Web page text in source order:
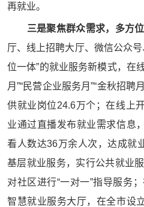
再就业。
三是聚焦群众需求，多方
厅、线上招聘大厅、微信公众
位一体”的就业服务新模式，在
月”“民营企业服务月”“金秋招聘
供就业岗位24.6万个；在线上
业通过直播发布就业需求信息
看人数达36万余人次，达成就
基层就业服务，实行公共就业
对社区进行“一对一”指导服务
智慧就业服务大厅，在全市设